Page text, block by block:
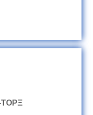
ΤΟΡΞ